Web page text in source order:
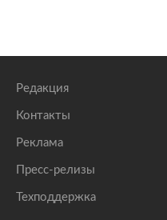
Редакция
Контакты
Реклама
Пресс-релизы
Техподдержка